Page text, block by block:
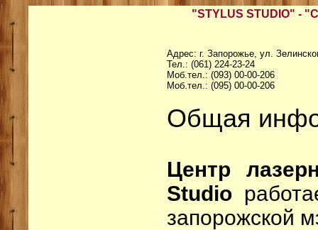
"STYLUS STUDIO" -
Адрес: г. Запорожье, ул.
Тел.: (061) 224-23-24
Моб.тел.: (093) 00-00-206
Моб.тел.: (095) 00-00-206
Общая
Центр
Studio
запорожской